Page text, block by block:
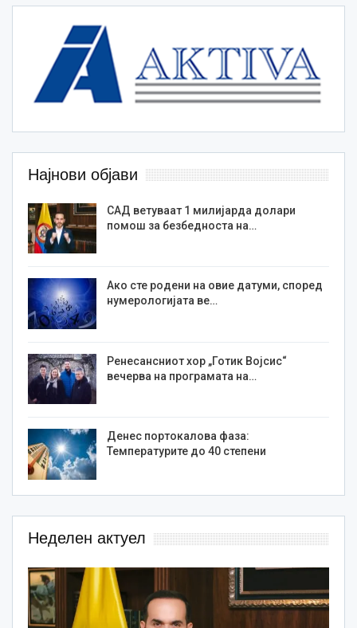
Најнови објави
САД ветуваат 1 милијарда долари
помош за безбедноста на…
Ако сте родени на овие датуми, според
нумерологијата ве…
Ренесансниот хор „Готик Војсис“
вечерва на програмата на…
Денес портокалова фаза:
Температурите до 40 степени
Неделен актуел